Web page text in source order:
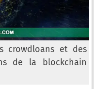
crowdloans et des
de la blockchain